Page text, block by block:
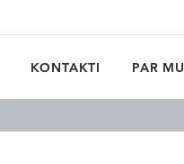
KONTAKTI PAR